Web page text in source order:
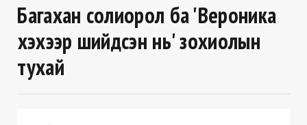
Багахан солиорол ба 'Вероника
үхэхээр шийдсэн нь' зохиолын
тухай